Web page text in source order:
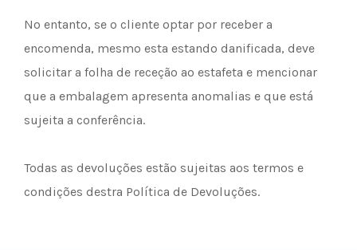
No entanto, se o cliente optar por receber a
encomenda, mesmo esta estando danificada, deve
solicitar a folha de receção ao estafeta e mencionar
que a embalagem apresenta anomalias e que está
sujeita a conferência.
Todas as devoluções estão sujeitas aos termos e
condições destra Política de Devoluções.